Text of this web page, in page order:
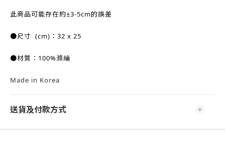
此商品可能存在約±3-5cm的誤差
●尺寸 (cm)：32 x 25
●材質：100%滌綸
Made in Korea
送貨及付款方式